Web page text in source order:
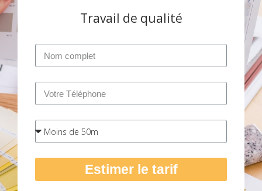
Travail de qualité
Estimer le tarif